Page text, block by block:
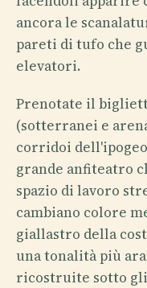
ancora le
pareti di tufo che
elevatori.
Prenotate il
(sotterranei e
corridoi
grande anfiteatro
spazio di lavoro
cambiano colore
giallastro della
una tonalità più
ricostruite sotto